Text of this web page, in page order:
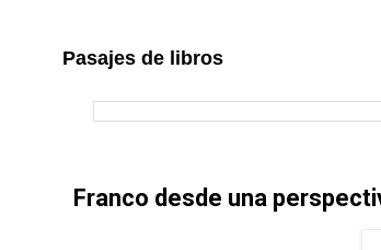
Pasajes de libros
Franco desde una